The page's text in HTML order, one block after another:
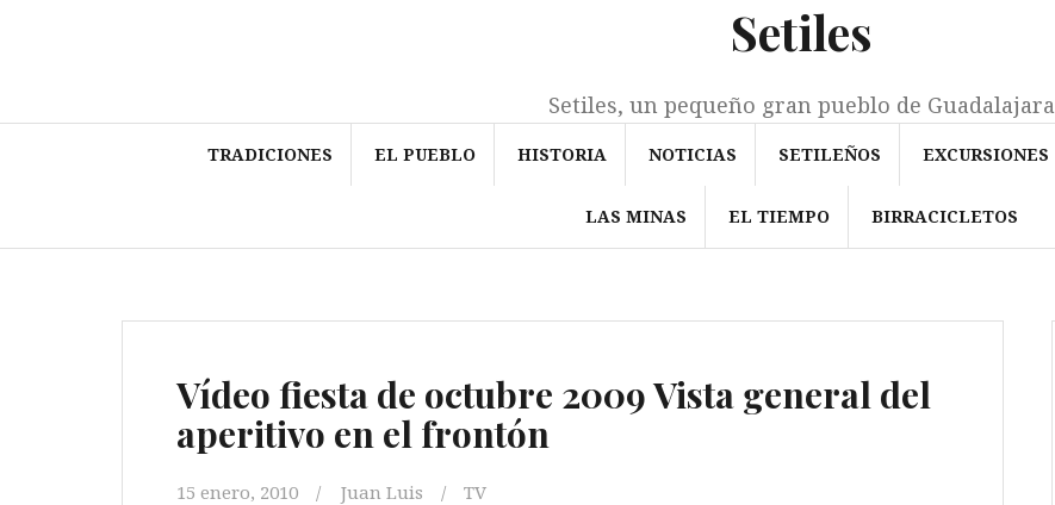
Setiles
Setiles, un pequeño gran pueblo de Guadalajara
TRADICIONES EL PUEBLO HISTORIA NOTICIAS SETILEÑOS EXCURSIONES
LAS MINAS EL TIEMPO BIRRACICLETOS
Vídeo fiesta de octubre 2009 Vista general del
aperitivo en el frontón
15 enero, 2010 Juan Luis TV